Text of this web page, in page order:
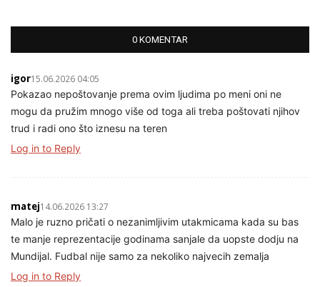
0 KOMENTAR
igor15.06.2026 04:05
Pokazao nepoštovanje prema ovim ljudima po meni oni ne
mogu da pružim mnogo više od toga ali treba poštovati njihov
trud i radi ono što iznesu na teren
Log in to Reply
matej14.06.2026 13:27
Malo je ruzno pričati o nezanimljivim utakmicama kada su bas
te manje reprezentacije godinama sanjale da uopste dodju na
Mundijal. Fudbal nije samo za nekoliko najvecih zemalja
Log in to Reply